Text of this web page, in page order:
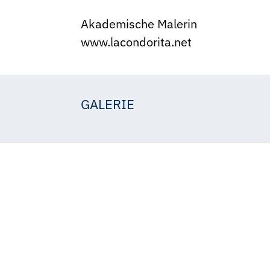
Akademische Malerin
www.lacondorita.net
GALERIE